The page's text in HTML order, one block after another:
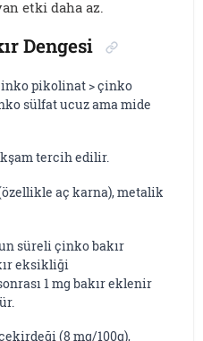
etki daha az.
Dengesi
pikolinat > çinko
sülfat ucuz ama mide
tercih edilir.
aç karna), metalik
süreli çinko bakır
eksikliği
1 mg bakır eklenir
(8 mg/100g),